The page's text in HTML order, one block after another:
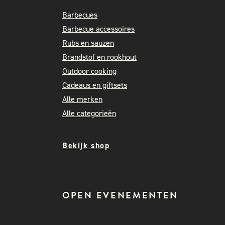
Barbecues
Barbecue accessoires
Rubs en sauzen
Brandstof en rookhout
Outdoor cooking
Cadeaus en giftsets
Alle merken
Alle categorieën
Bekijk shop
OPEN EVENEMENTEN